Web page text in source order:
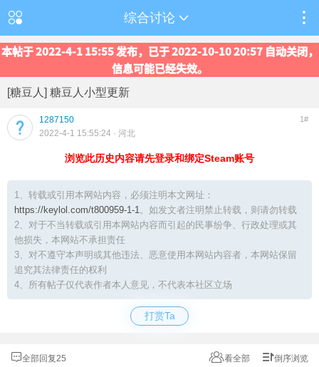
综合讨论
本帖于 2022-4-1 15:55 发布，已于 2022-10-10 20:57 自动关闭，
信息可能已经失效。
[糖豆人] 糖豆人小型更新
1287150 1#
2022-4-1 15:55:24 · 河北
浏览此历史内容请先登录和绑定Steam账号
1、转载或引用本网站内容，必须注明本文网址：
https://keylol.com/t800959-1-1。如发文者注明禁止转载，则请勿转载
2、对于不当转载或引用本网站内容而引起的民事纷争、行政处理或其
他损失，本网站不承担责任
3、对不遵守本声明或其他违法、恶意使用本网站内容者，本网站保留
追究其法律责任的权利
4、所有帖子仅代表作者本人意见，不代表本社区立场
打赏Ta
全部回复25 看全部 倒序浏览